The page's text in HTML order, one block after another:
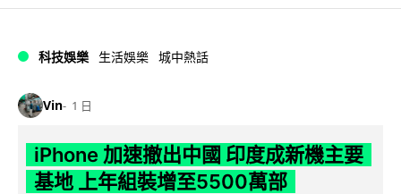
科技娛樂 生活娛樂 城中熱話
Vin 1 日
iPhone 加速撤出中國 印度成新機主要
基地 上年組裝增至5500萬部